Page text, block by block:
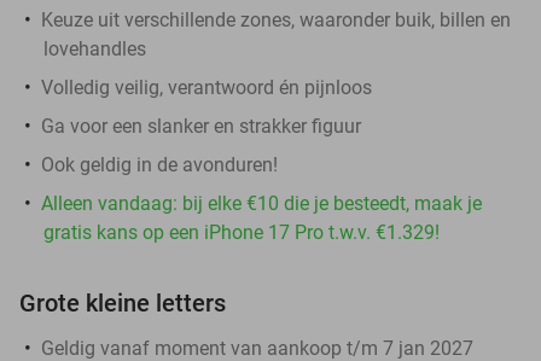
Keuze uit verschillende zones, waaronder buik, billen en
lovehandles
Volledig veilig, verantwoord én pijnloos
Ga voor een slanker en strakker figuur
Ook geldig in de avonduren!
Alleen vandaag: bij elke €10 die je besteedt, maak je
gratis kans op een iPhone 17 Pro t.w.v. €1.329!
Grote kleine letters
Geldig vanaf moment van aankoop t/m 7 jan 2027